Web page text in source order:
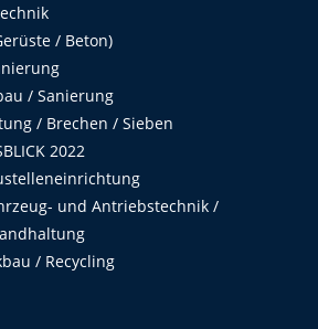
/ Beton)
/ Sanierung
/ Brechen / Sieben
2022
und Antriebstechnik /
/ Recycling